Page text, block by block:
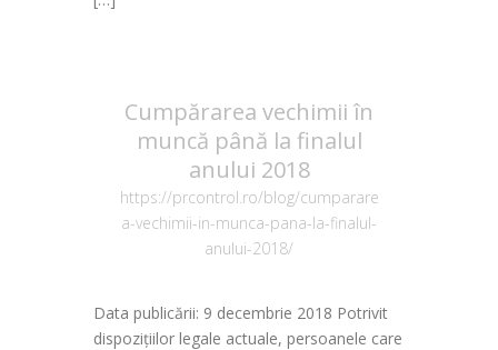
Cumpărarea vechimii în
muncă până la finalul
anului 2018
https://prcontrol.ro/blog/cumparare
a-vechimii-in-munca-pana-la-finalul-
anului-2018/
Data publicării: 9 decembrie 2018 Potrivit
dispozițiilor legale actuale, persoanele care